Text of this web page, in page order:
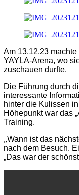
Am 13.12.23
YAYLA-Arena, wo
zuschauen durfte.
Die Führung durch
interessante
hinter die Kulissen
Höhepunkt war das
Training.
„Wann ist das
nach dem Besuch.
„Das war der